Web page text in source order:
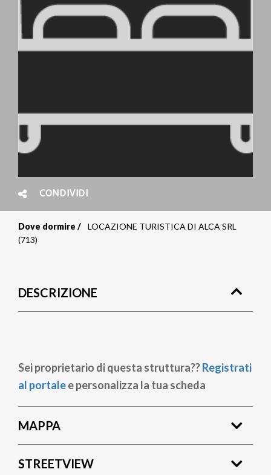
CONDIVIDI
Briciole
pane
Dove dormire
LOCAZIONE TURISTICA DI ALCA SRL
(713)
DESCRIZIONE
Sei proprietario di questa struttura??Registrati
al portalee personalizza la tua scheda
MAPPA
STREETVIEW